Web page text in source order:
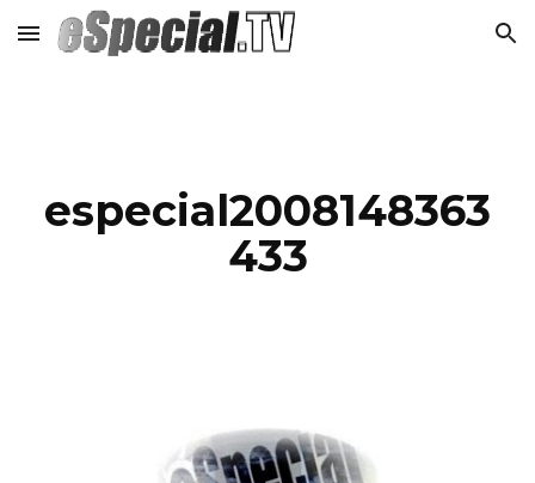
Skip to main content Skip to navigation
especial2008148363
433